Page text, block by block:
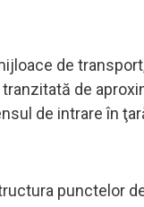
de
de
de intrare în
punctelor